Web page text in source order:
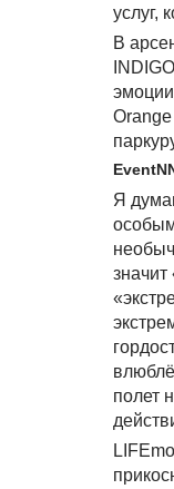
услуг,
В
Я
полет